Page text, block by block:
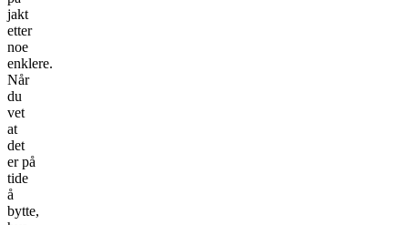
jakt
etter
noe
enklere.
Når
du
vet
at
det
er på
tide
å
bytte,